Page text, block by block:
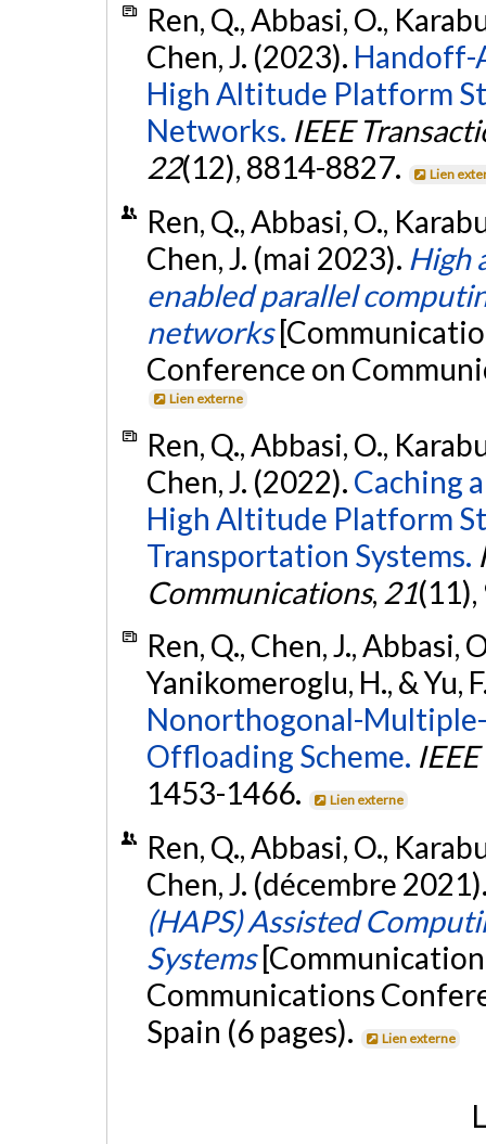
Ren, Q., Abbasi, O.,
Chen, J. (2023). Handoff-
High Altitude Platform
Networks. IEEE
22(12), 8814-8827. Lien
Ren, Q., Abbasi, O.,
Chen, J. (mai 2023). High
enabled parallel
networks
Conference on
Lien externe
Ren, Q., Abbasi, O.,
Chen, J. (2022). Caching
High Altitude Platform
Transportation Systems.
Communications, 21
Ren, Q., Chen, J., Abbasi,
Yanikomeroglu, H., & Yu,
Nonorthogonal-
Offloading Scheme.
1453-1466.
Lien externe
Ren, Q., Abbasi, O.,
Chen, J. (décembre
(HAPS) Assisted
Systems
Communications
Spain (6 pages).
Lien externe